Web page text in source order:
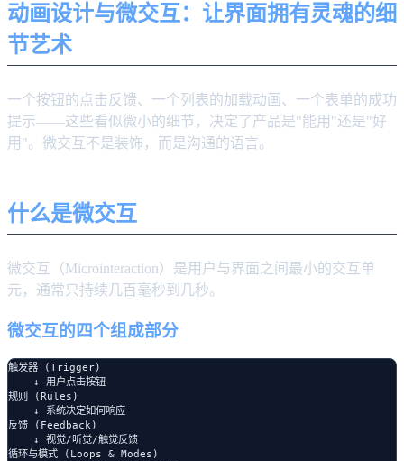
动画设计与微交互：让界面拥有灵魂的细
节艺术
一个按钮的点击反馈、一个列表的加载动画、一个表单的成功
提示——这些看似微小的细节，决定了产品是"能用"还是"好
用"。微交互不是装饰，而是沟通的语言。
什么是微交互
微交互（Microinteraction）是用户与界面之间最小的交互单
元，通常只持续几百毫秒到几秒。
微交互的四个组成部分
触发器 (Trigger)
    ↓ 用户点击按钮
规则 (Rules)
    ↓ 系统决定如何响应
反馈 (Feedback)
    ↓ 视觉/听觉/触觉反馈
循环与模式 (Loops & Modes)